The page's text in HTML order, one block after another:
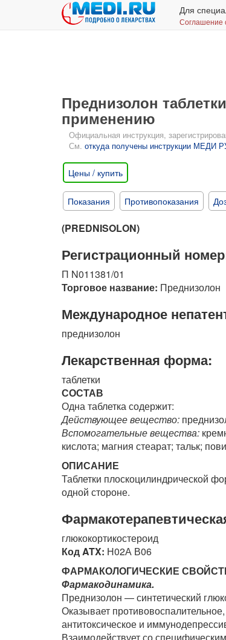
Для
Соглашение
Преднизолон
применению
Официальная инструкция,
См. откуда получены инструкции МЕДИ
Цены / купить
Показания Противопоказания
(PREDNISOLON)
Регистрационный
П N011381/01
Торговое название: Преднизолон
Международное
преднизолон
Лекарственная форма:
таблетки
СОСТАВ
Одна таблетка содержит:
Действующее вещество:
Вспомогательные вещества:
кислота; магния стеарат; тальк;
ОПИСАНИЕ
Таблетки плоскоцилиндрической
одной стороне.
глюкокортикостероид
Код ATX: Н02А В06
ФАРМАКОЛОГИЧЕСКИЕ
Фармакодинамика.
Преднизолон — синтетический
Оказывает
антитоксическое и